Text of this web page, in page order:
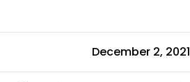
December 2, 2021